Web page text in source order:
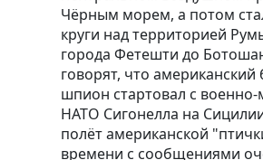
Чёрным морем, а потом
круги над территорией
города Фетешти до
говорят, что американский
шпион стартовал с
НАТО Сигонелла на
полёт американской
времени с сообщениями